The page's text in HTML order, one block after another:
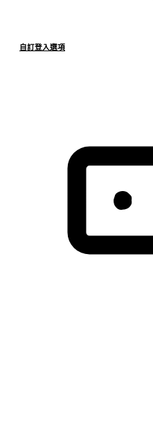
自訂登入選項